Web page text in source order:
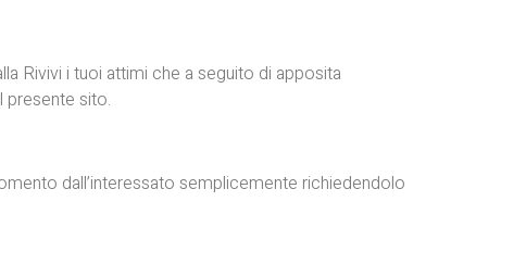
Rivivi i tuoi attimi che a seguito di apposita
presente sito.
dall’interessato semplicemente richiedendolo